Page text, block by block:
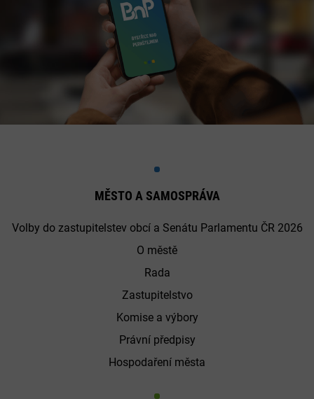
MĚSTO A SAMOSPRÁVA
Volby do zastupitelstev obcí a Senátu Parlamentu ČR 2026
O městě
Rada
Zastupitelstvo
Komise a výbory
Právní předpisy
Hospodaření města